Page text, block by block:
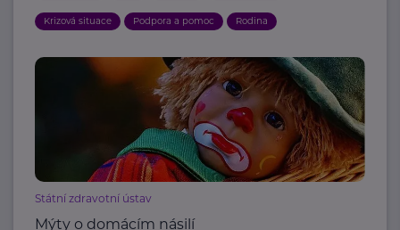
Krizová situace Podpora a pomoc Rodina
Státní zdravotní ústav
Mýty o domácím násilí